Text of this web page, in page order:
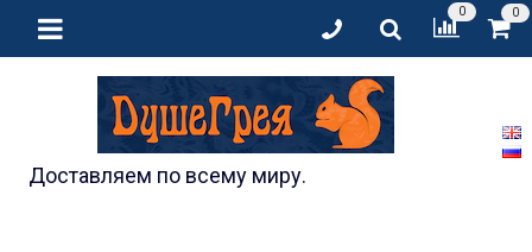
0 0
Доставляем по всему миру.